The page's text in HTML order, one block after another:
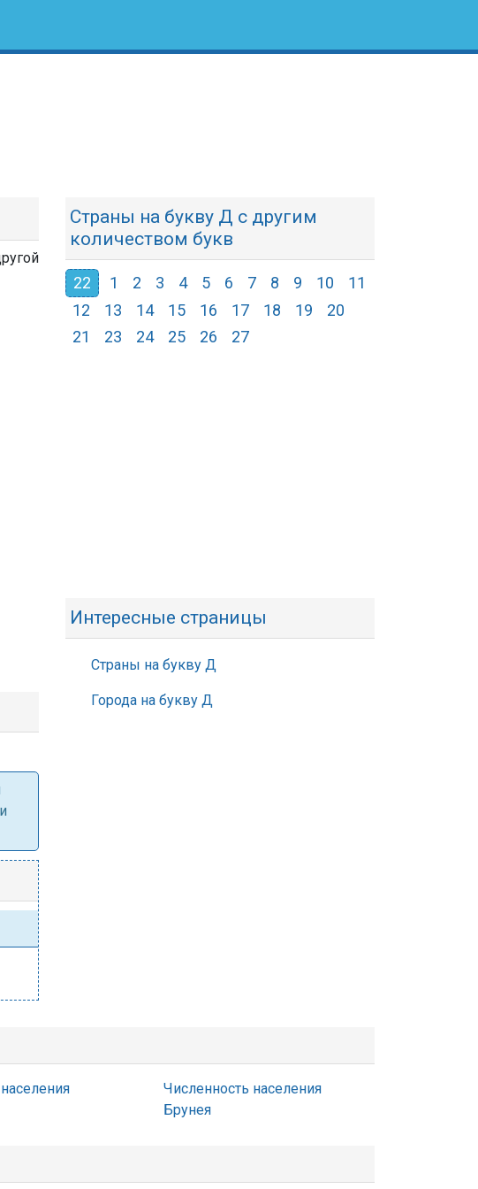
Страны на букву Д с другим
количеством букв
22 1 2 3 4 5 6 7 8 9 10
11
12
13 14 15 16 17 18 19
20
21
23 24 25 26 27
Интересные страницы
Страны на букву Д
Города на букву Д
Численность населения
Брунея